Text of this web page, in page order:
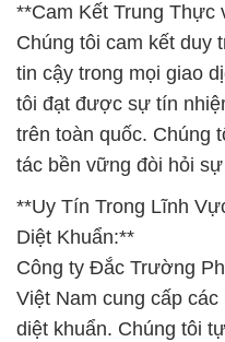
**Cam Kết Trung Thực
Chúng tôi cam kết duy
tin cậy trong mọi giao
tôi đạt được sự tín
trên toàn quốc. Chúng
tác bền vững đòi hỏi
**Uy Tín Trong Lĩnh
Diệt Khuẩn:**
Công ty Đắc Trường
Việt Nam cung cấp
diệt khuẩn. Chúng tôi